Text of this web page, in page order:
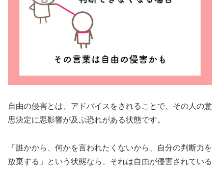
自由の侵害とは、アドバイスをされることで、その人の意
思決定に悪影響が及ぶ恐れがある状態です。
「誰かから、何かを言われたくないから、自分の判断力を
放棄する」という状態なら、それは自由が侵害されている